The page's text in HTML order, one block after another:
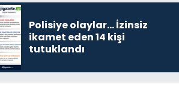
Polisiye olaylar… İzinsiz
ikamet eden 14 kişi
tutuklandı